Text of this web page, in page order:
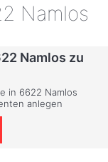
Namlos
Namlos zu
in 6622 Namlos
anlegen